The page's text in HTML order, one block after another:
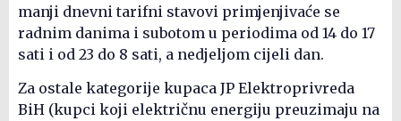
manji dnevni tarifni stavovi primjenjivaće se
radnim danima i subotom u periodima od 14 do 17
sati i od 23 do 8 sati, a nedjeljom cijeli dan.
Za ostale kategorije kupaca JP Elektroprivreda
BiH (kupci koji električnu energiju preuzimaju na